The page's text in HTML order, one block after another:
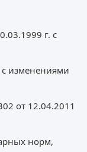
г. с
изменениями
от 12.04.2011
норм,